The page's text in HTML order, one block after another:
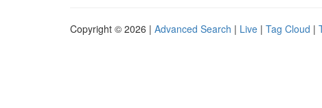
Copyright © 2026 | Advanced Search | Live | Tag Cloud |